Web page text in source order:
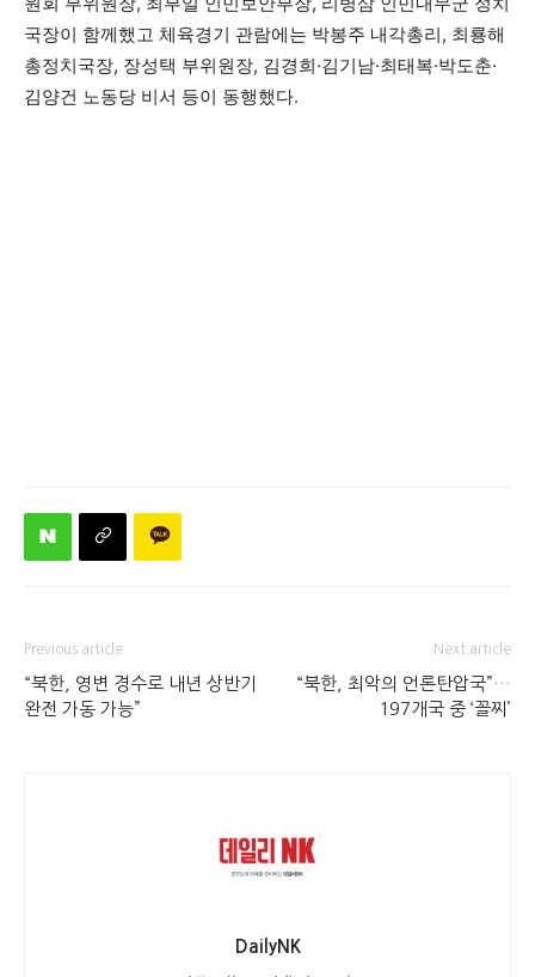
국장이 함께했고 체육경기 관람에는 박봉주 내각총리, 최룡해
총정치국장, 장성택 부위원장, 김경희·김기남·최태복·박도춘·
김양건 노동당 비서 등이 동행했다.
Previous article
“북한, 영변 경수로 내년 상반기
완전 가동 가능”
Next article
“북한, 최악의 언론탄압국”…
197개국 중 ‘꼴찌’
DailyNK